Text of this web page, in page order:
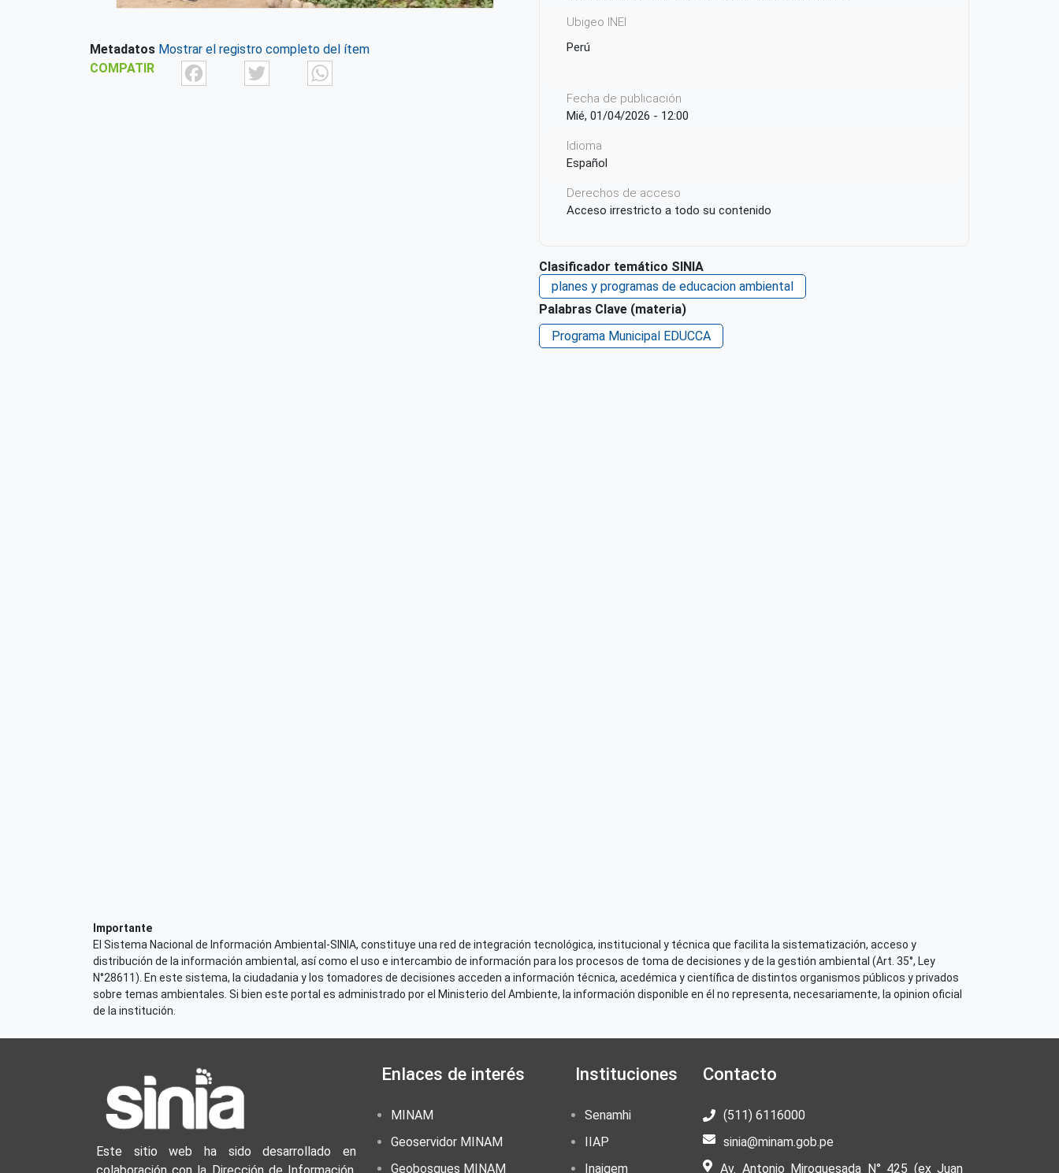
Metadatos Mostrar el registro completo del ítem
COMPATIR
FacebookTwitter
Ubigeo INEI
Perú
Fecha de publicación
Mié, 01/04/2026 - 12:00
Idioma
Español
Derechos de acceso
Acceso irrestricto a todo su contenido
Clasificador temático SINIA
planes y programas de educacion ambiental
Palabras Clave (materia)
Programa Municipal EDUCCA
Importante
El Sistema Nacional de Información Ambiental-SINIA, constituye una red de integración tecnológica, institucional y técnica que facilita la sistematización, acceso y
distribución de la información ambiental, así como el uso e intercambio de información para los procesos de toma de decisiones y de la gestión ambiental (Art. 35°, Ley
N°28611). En este sistema, la ciudadania y los tomadores de decisiones acceden a información técnica, acedémica y científica de distintos organismos públicos y privados
sobre temas ambientales. Si bien este portal es administrado por el Ministerio del Ambiente, la información disponible en él no representa, necesariamente, la opinion oficial
de la institución.
Este sitio web ha sido desarrollado en
Enlaces de interés
MINAM
Geoservidor MINAM
Geobosques MINAM
Instituciones
Senamhi
IIAP
Inaigem
Contacto
(511) 6116000
sinia@minam.gob.pe
Av. Antonio Miroquesada N° 425 (ex Juan